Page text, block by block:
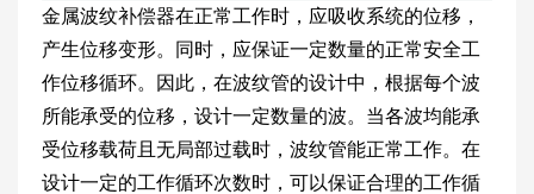
金属波纹补偿器在正常工作时，应吸收系统的位移，
产生位移变形。同时，应保证一定数量的正常安全工
作位移循环。因此，在波纹管的设计中，根据每个波
所能承受的位移，设计一定数量的波。当各波均能承
受位移载荷且无局部过载时，波纹管能正常工作。在
设计一定的工作循环次数时，可以保证合理的工作循